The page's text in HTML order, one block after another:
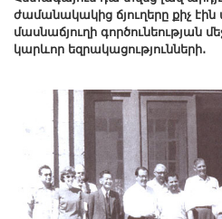
ժամանակակից ճյուղերը քիչ
մասնաճյուղի գործունեության
կարևոր եզրակացությունների․